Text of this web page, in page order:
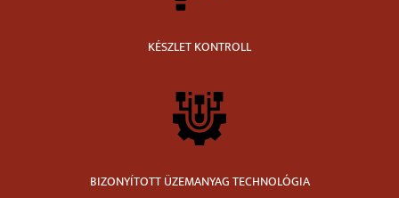
KÉSZLET KONTROLL
BIZONYÍTOTT ÜZEMANYAG TECHNOLÓGIA